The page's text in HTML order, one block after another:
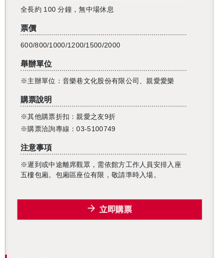
全長約 100 分鐘，無中場休息
票價
600/800/1000/1200/1500/2000
舉辦單位
※主辦單位：音樂巷文化股份有限公司、親愛愛樂
購票說明
※其他購票折扣：親愛之友9折
※購票洽詢專線：03-5100749
注意事項
※遲到或中途離席觀眾，需依館方工作人員安排入座
五樓包廂。包廂區座位有限，敬請準時入場。
立即購票